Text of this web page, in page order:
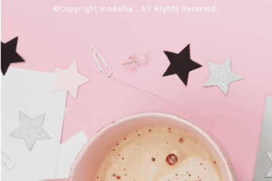
2019年9月29日
注目モデルを1名追加いたしました。
注目モデル 中条あやみさん
©Copyright modelba . All Rights Reserved.